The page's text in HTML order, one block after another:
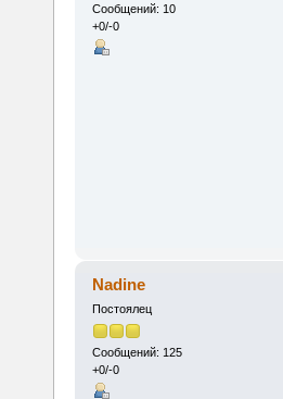
Сообщений: 10
+0/-0
Nadine
Постоялец
Сообщений: 125
+0/-0